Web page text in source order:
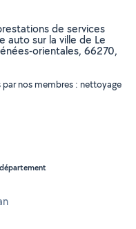
de services
auto sur la ville de Le
orientales, 66270,
nos membres : nettoyage